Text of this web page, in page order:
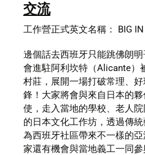
交流
工作營正式英文名稱： BIG
邊個話去西班牙只能跳佛朗
會進駐阿利坎特（Alicante）
村莊，展開一場打破常理、
鋒！大家將會與來自日本的
使，走入當地的學校、老人
的日本文化工作坊，透過傳
為西班牙社區帶來不一樣的
家還有機會與當地義工一同